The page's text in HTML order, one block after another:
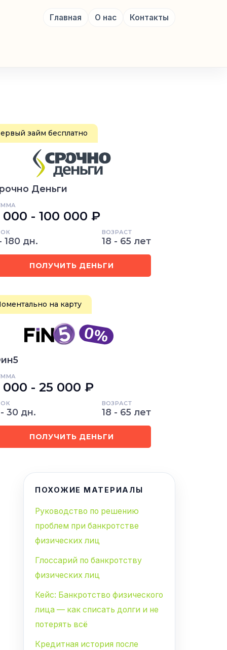
Главная О нас Контакты
займ бесплатно
Деньги
000 - 100 000 ₽
180 дн.
ВОЗРАСТ
18 - 65 лет
ПОЛУЧИТЬ ДЕНЬГИ
на карту
000 - 25 000 ₽
30 дн.
ВОЗРАСТ
18 - 65 лет
ПОЛУЧИТЬ ДЕНЬГИ
ПОХОЖИЕ МАТЕРИАЛЫ
Руководство по решению
проблем при банкротстве
физических лиц
Глоссарий по банкротству
физических лиц
Кейс: Банкротство физического
лица — как списать долги и не
потерять всё
Кредитная история после